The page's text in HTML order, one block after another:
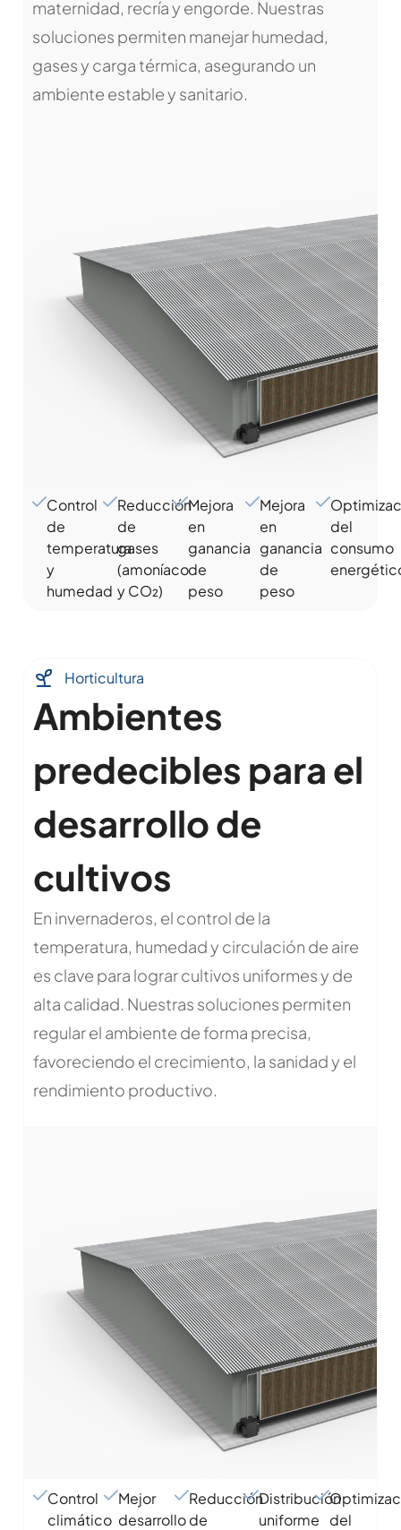
maternidad, recría y engorde. Nuestras
soluciones permiten manejar humedad,
gases y carga térmica, asegurando un
ambiente estable y sanitario.
Control
de
temperatura
y
humedad
Reducción
de
gases
(amoníaco
y CO₂)
Mejora
en
ganancia
de
peso
Mejora
en
ganancia
de
peso
del
consumo
Horticultura
Ambientes
predecibles para el
desarrollo de
cultivos
En invernaderos, el control de la
temperatura, humedad y circulación de aire
es clave para lograr cultivos uniformes y de
alta calidad. Nuestras soluciones permiten
regular el ambiente de forma precisa,
favoreciendo el crecimiento, la sanidad y el
rendimiento productivo.
Control
climático
Mejor
desarrollo
Reducción
de
Distribución
uniforme
del